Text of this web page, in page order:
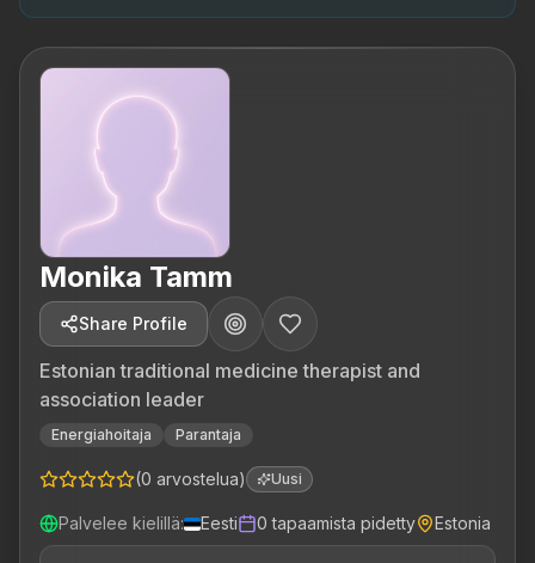
Monika Tamm
Share Profile
Estonian traditional medicine therapist and
association leader
Energiahoitaja Parantaja
(0 arvostelua) Uusi
Palvelee kielillä: Eesti 0 tapaamista pidetty Estonia